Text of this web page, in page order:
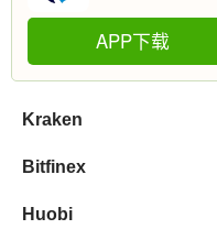
APP下载
Kraken
Bitfinex
Huobi